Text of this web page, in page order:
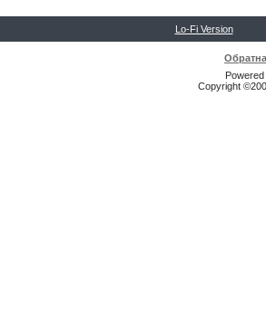
Lo-Fi Version
Copyright